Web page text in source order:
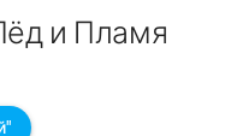
и Пламя